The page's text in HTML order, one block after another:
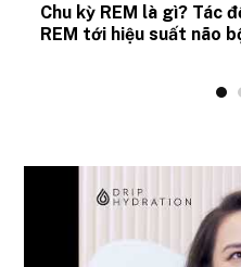
Chu kỳ REM là gì? Tác
REM tới hiệu suất não